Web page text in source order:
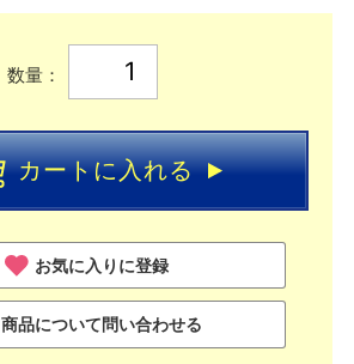
数量：
カートに入れる
お気に入りに登録
商品について問い合わせる